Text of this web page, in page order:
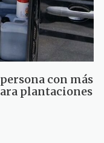
con más
plantaciones